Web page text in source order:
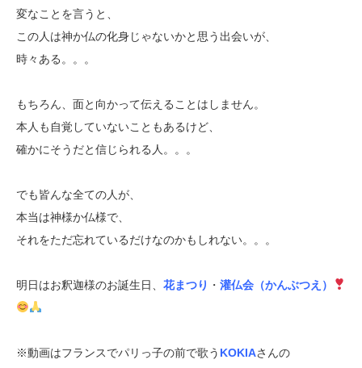
変なことを言うと、
この人は神か仏の化身じゃないかと思う出会いが、
時々ある。。。
もちろん、面と向かって伝えることはしません。
本人も自覚していないこともあるけど、
確かにそうだと信じられる人。。。
でも皆んな全ての人が、
本当は神様か仏様で、
それをただ忘れているだけなのかもしれない。。。
明日はお釈迦様のお誕生日、 花まつり ・ 灌仏会（かんぶつえ）
※動画はフランスでパリっ子の前で歌う KOKIAさんの